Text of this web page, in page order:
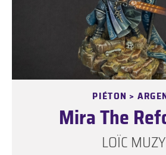
PIÉTON >
Mira The
LOÏC MUZY